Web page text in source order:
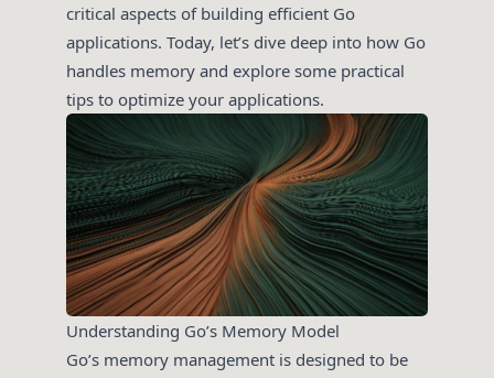
critical aspects of building efficient Go
applications. Today, let’s dive deep into how Go
handles memory and explore some practical
tips to optimize your applications.
Understanding Go’s Memory Model
Go’s memory management is designed to be